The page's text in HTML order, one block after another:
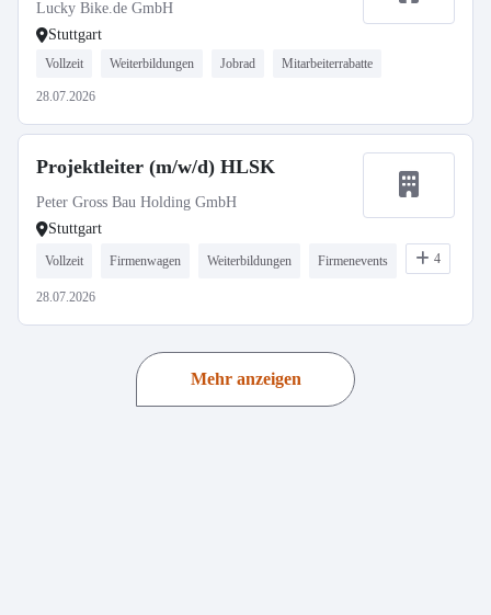
Lucky Bike.de GmbH
Stuttgart
Vollzeit Weiterbildungen Jobrad Mitarbeiterrabatte
28.07.2026
Projektleiter (m/w/d) HLSK
Peter Gross Bau Holding GmbH
Stuttgart
Vollzeit Firmenwagen Weiterbildungen Firmenevents 4
28.07.2026
Mehr anzeigen